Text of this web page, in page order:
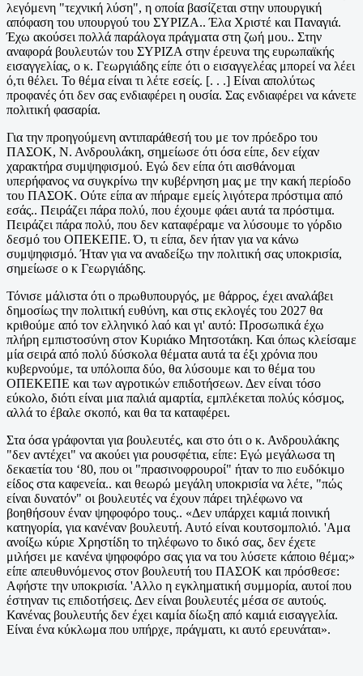
λεγόμενη "τεχνική λύση", η οποία βασίζεται στην υπουργική
απόφαση του υπουργού του ΣΥΡΙΖΑ.. Έλα Χριστέ και Παναγιά.
Έχω ακούσει πολλά παράλογα πράγματα στη ζωή μου.. Στην
αναφορά βουλευτών του ΣΥΡΙΖΑ στην έρευνα της ευρωπαϊκής
εισαγγελίας, ο κ. Γεωργιάδης είπε ότι ο εισαγγελέας μπορεί να λέει
ό,τι θέλει. Το θέμα είναι τι λέτε εσείς. [. . .] Είναι απολύτως
προφανές ότι δεν σας ενδιαφέρει η ουσία. Σας ενδιαφέρει να κάνετε
πολιτική φασαρία.
Για την προηγούμενη αντιπαράθεσή του με τον πρόεδρο του
ΠΑΣΟΚ, Ν. Ανδρουλάκη, σημείωσε ότι όσα είπε, δεν είχαν
χαρακτήρα συμψηφισμού. Εγώ δεν είπα ότι αισθάνομαι
υπερήφανος να συγκρίνω την κυβέρνηση μας με την κακή περίοδο
του ΠΑΣΟΚ. Ούτε είπα αν πήραμε εμείς λιγότερα πρόστιμα από
εσάς.. Πειράζει πάρα πολύ, που έχουμε φάει αυτά τα πρόστιμα.
Πειράζει πάρα πολύ, που δεν καταφέραμε να λύσουμε το γόρδιο
δεσμό του ΟΠΕΚΕΠΕ. Ό, τι είπα, δεν ήταν για να κάνω
συμψηφισμό. Ήταν για να αναδείξω την πολιτική σας υποκρισία,
σημείωσε ο κ Γεωργιάδης.
Τόνισε μάλιστα ότι ο πρωθυπουργός, με θάρρος, έχει αναλάβει
δημοσίως την πολιτική ευθύνη, και στις εκλογές του 2027 θα
κριθούμε από τον ελληνικό λαό και γι' αυτό: Προσωπικά έχω
πλήρη εμπιστοσύνη στον Κυριάκο Μητσοτάκη. Και όπως κλείσαμε
μία σειρά από πολύ δύσκολα θέματα αυτά τα έξι χρόνια που
κυβερνούμε, τα υπόλοιπα δύο, θα λύσουμε και το θέμα του
ΟΠΕΚΕΠΕ και των αγροτικών επιδοτήσεων. Δεν είναι τόσο
εύκολο, διότι είναι μια παλιά αμαρτία, εμπλέκεται πολύς κόσμος,
αλλά το έβαλε σκοπό, και θα τα καταφέρει.
Στα όσα γράφονται για βουλευτές, και στο ότι ο κ. Ανδρουλάκης
"δεν αντέχει" να ακούει για ρουσφέτια, είπε: Εγώ μεγάλωσα τη
δεκαετία του ‘80, που οι "πρασινοφρουροί" ήταν το πιο ευδόκιμο
είδος στα καφενεία.. και θεωρώ μεγάλη υποκρισία να λέτε, "πώς
είναι δυνατόν" οι βουλευτές να έχουν πάρει τηλέφωνο να
βοηθήσουν έναν ψηφοφόρο τους.. «Δεν υπάρχει καμιά ποινική
κατηγορία, για κανέναν βουλευτή. Αυτό είναι κουτσομπολιό. 'Αμα
ανοίξω κύριε Χρηστίδη το τηλέφωνο το δικό σας, δεν έχετε
μιλήσει με κανένα ψηφοφόρο σας για να του λύσετε κάποιο θέμα;»
είπε απευθυνόμενος στον βουλευτή του ΠΑΣΟΚ και πρόσθεσε:
Αφήστε την υποκρισία. 'Αλλο η εγκληματική συμμορία, αυτοί που
έστηναν τις επιδοτήσεις. Δεν είναι βουλευτές μέσα σε αυτούς.
Κανένας βουλευτής δεν έχει καμία δίωξη από καμιά εισαγγελία.
Είναι ένα κύκλωμα που υπήρχε, πράγματι, κι αυτό ερευνάται».